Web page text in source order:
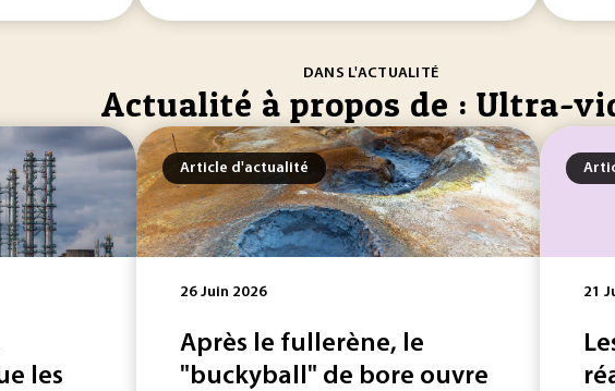
DANS L'ACTUALITÉ
Actualité à propos de : Ultra-
les
Article d'actualité
26 Juin 2026
Après le fullerène, le
"buckyball" de bore ouvre
21